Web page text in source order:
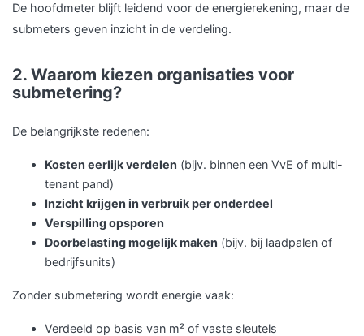
De hoofdmeter blijft leidend voor de energierekening, maar de
submeters geven inzicht in de verdeling.
2. Waarom kiezen organisaties voor
submetering?
De belangrijkste redenen:
Kosten eerlijk verdelen (bijv. binnen een VvE of multi-
tenant pand)
Inzicht krijgen in verbruik per onderdeel
Verspilling opsporen
Doorbelasting mogelijk maken (bijv. bij laadpalen of
bedrijfsunits)
Zonder submetering wordt energie vaak:
Verdeeld op basis van m² of vaste sleutels